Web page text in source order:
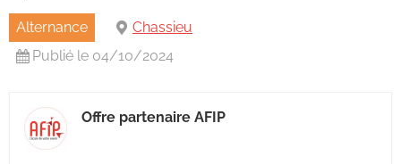
Alternance
Chassieu
Publié le 04/10/2024
Offre partenaire AFIP